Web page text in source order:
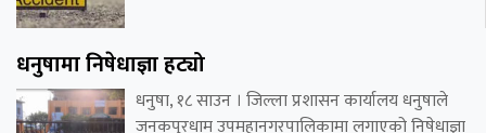
धनुषामा निषेधाज्ञा हट्यो
धनुषा, १८ साउन । जिल्ला प्रशासन कार्यालय धनुषाले
जनकपुरधाम उपमहानगरपालिकामा लगाएको निषेधाज्ञा